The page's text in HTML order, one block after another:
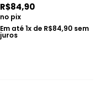
0de 5
R$84,90
no pix
Em até 1x de R$84,90 sem
juros